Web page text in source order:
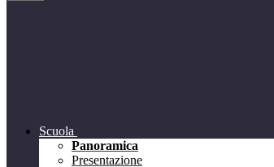
Scuola
Panoramica
Presentazione